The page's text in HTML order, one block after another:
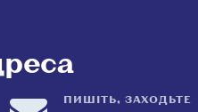
ПИШІТЬ, ЗАХОДЬТЕ